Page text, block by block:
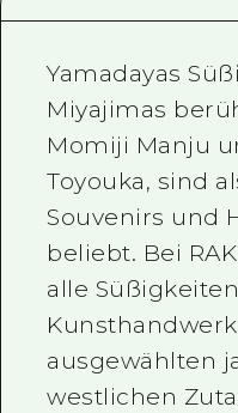
FAQs
Foto-
Yamadayas
Miyajimas
Momiji Manju
Toyouka, sind
Souvenirs und
beliebt. Bei
alle
ausgewählten
westlichen